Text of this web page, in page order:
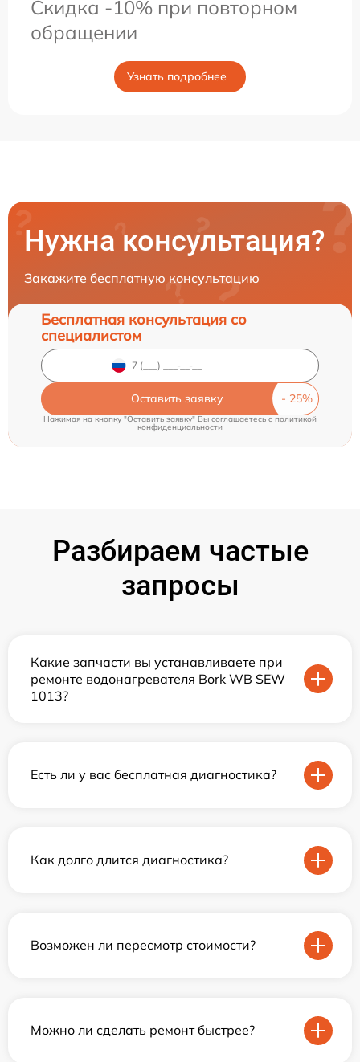
Скидка -10% при повторном
обращении
Узнать подробнее
Нужна консультация?
Закажите бесплатную консультацию
Бесплатная консультация со
специалистом
Оставить заявку
Нажимая на кнопку "Оставить заявку" Вы соглашаетесь cполитикой
конфиденциальности
Разбираем частые
запросы
Какие запчасти вы устанавливаете при
ремонте водонагревателя Bork WB SEW
1013?
Есть ли у вас бесплатная диагностика?
Как долго длится диагностика?
Возможен ли пересмотр стоимости?
Можно ли сделать ремонт быстрее?